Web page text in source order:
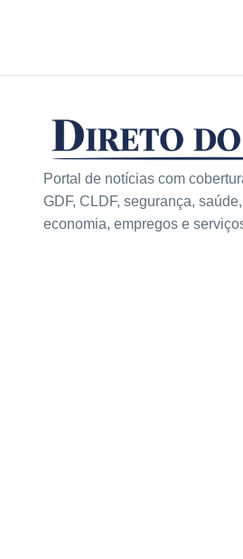
Portal de notícias com
GDF, CLDF, segurança,
economia, empregos e